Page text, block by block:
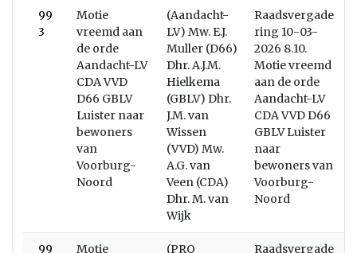
99
3
Motie
vreemd aan
de orde
Aandacht-LV
CDA VVD
D66 GBLV
Luister naar
bewoners
van
Voorburg-
Noord
(Aandacht-
LV) Mw. E.J.
Muller (D66)
Dhr. A.J.M.
Hielkema
(GBLV) Dhr.
J.M. van
Wissen
(VVD) Mw.
A.G. van
Veen (CDA)
Dhr. M. van
Wijk
Raadsvergade
ring 10-03-
2026 8.10.
Motie vreemd
aan de orde
Aandacht-LV
CDA VVD D66
GBLV Luister
naar
bewoners van
Voorburg-
Noord
99
Motie
(PRO
Raadsvergade